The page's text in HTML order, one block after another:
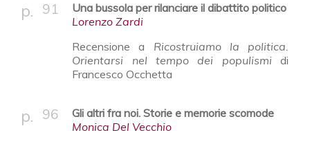
91
Una bussola per rilanciare il dibattito politico
Lorenzo Zardi
Recensione a Ricostruiamo la politica.
Orientarsi nel tempo dei populismidi
Francesco Occhetta
96
Gli altri fra noi. Storie e memorie scomode
Monica Del Vecchio